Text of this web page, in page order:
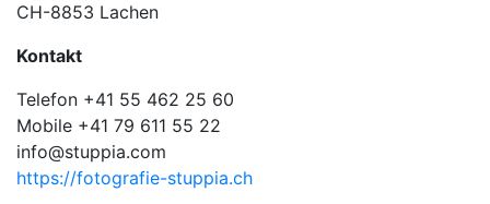
CH-8853 Lachen
Kontakt
Telefon +41 55 462 25 60
Mobile +41 79 611 55 22
info@stuppia.com
https://fotografie-stuppia.ch